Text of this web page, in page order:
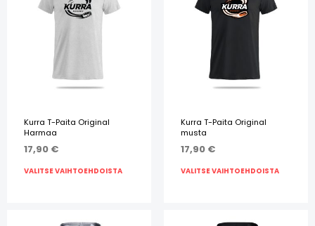
Kurra T-Paita Original
Harmaa
17,90 €
VALITSE VAIHTOEHDOISTA
Kurra T-Paita Original
musta
17,90 €
VALITSE VAIHTOEHDOISTA